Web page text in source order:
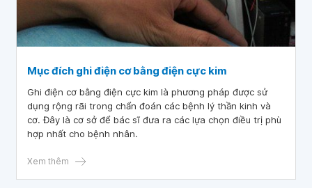
Mục đích ghi điện cơ bằng điện cực kim
Ghi điện cơ bằng điện cực kim là phương pháp được sử
dụng rộng rãi trong chẩn đoán các bệnh lý thần kinh và
cơ. Đây là cơ sở để bác sĩ đưa ra các lựa chọn điều trị phù
hợp nhất cho bệnh nhân.
Xem thêm